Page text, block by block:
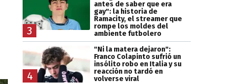
3
antes de saber que era
gay": la historia de
Ramacity, el streamer que
rompe los moldes del
ambiente futbolero
4
"Ni la matera dejaron":
Franco Colapinto sufrió un
insólito robo en Italia y su
reacción no tardó en
volverse viral